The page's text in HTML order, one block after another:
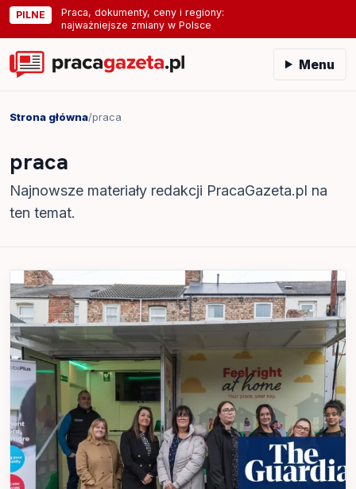
PILNE
Praca, dokumenty, ceny i regiony:
najważniejsze zmiany w Polsce
Menu
Strona główna/praca
praca
Najnowsze materiały redakcji PracaGazeta.pl na
ten temat.